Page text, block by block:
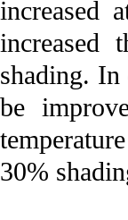
increased
increased
shading.
be
30%